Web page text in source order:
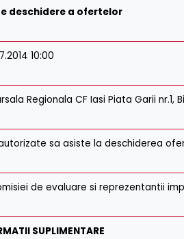
deschidere a ofertelor
10:00
Regionala CF Iasi Piata Garii nr.1,
sa asiste la deschiderea
de evaluare si reprezentantii
SUPLIMENTARE